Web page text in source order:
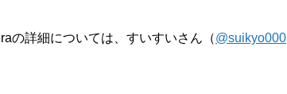
の詳細については、すいすいさん（@suikyo000